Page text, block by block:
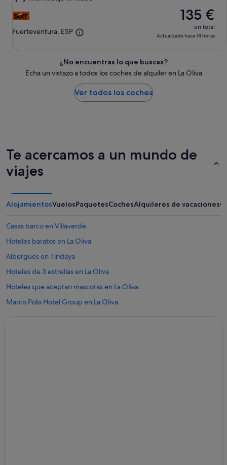
13
ago
Fuerteventura, ESP
135 €
en total
Actualizado hace 14 horas
¿No encuentras lo que buscas?
Echa un vistazo a todos los coches de alquiler en La Oliva
Ver todos los coches
Te acercamos a un mundo de
viajes
AlojamientosVuelosPaquetesCochesAlquileres de vacaciones
Casas barco en Villaverde
Hoteles baratos en La Oliva
Albergues en Tindaya
Hoteles de 3 estrellas en La Oliva
Hoteles que aceptan mascotas en La Oliva
Marco Polo Hotel Group en La Oliva